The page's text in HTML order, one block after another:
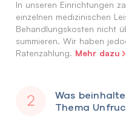
In unseren Einrichtungen
einzelnen medizinischen
Behandlungskosten nicht
summieren. Wir haben
Ratenzahlung. Mehr dazu
Was
Thema